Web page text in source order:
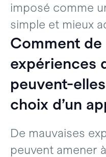
imposé comme
simple et mieux
Comment de
expériences
peuvent-
choix d’un
De mauvaises
peuvent amener